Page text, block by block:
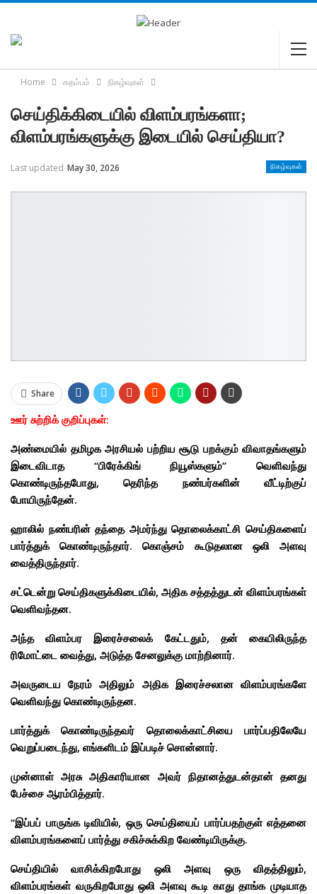
Home கதம்பம் நிகழ்வுகள்
செய்திக்கிடையில் விளம்பரங்களா;
விளம்பரங்களுக்கு இடையில் செய்தியா?
நிகழ்வுகள்
Last updated May 30, 2026
Share
ஊர் சுற்றிக் குறிப்புகள்:
அண்மையில் தமிழக அரசியல் பற்றிய சூடு பறக்கும் விவாதங்களும்
இடைவிடாத “பிரேக்கிங் நியூஸ்களும்” வெளிவந்து
கொண்டிருந்தபோது, தெரிந்த நண்பர்களின் வீட்டிற்குப்
போயிருந்தேன்.
ஹாலில் நண்பரின் தந்தை அமர்ந்து தொலைக்காட்சி செய்திகளைப்
பார்த்துக் கொண்டிருந்தார். கொஞ்சம் கூடுதலான ஒலி அளவு
வைத்திருந்தார்.
சட்டென்று செய்திகளுக்கிடையில், அதிக சத்தத்துடன் விளம்பரங்கள்
வெளிவந்தன.
அந்த விளம்பர இரைச்சலைக் கேட்டதும், தன் கையிலிருந்த
ரிமோட்டை வைத்து, அடுத்த சேனலுக்கு மாற்றினார்.
அவருடைய நேரம் அதிலும் அதிக இரைச்சலான விளம்பரங்களே
வெளிவந்து கொண்டிருந்தன.
பார்த்துக் கொண்டிருந்தவர் தொலைக்காட்சியை பார்ப்பதிலேயே
வெறுப்படைந்து, எங்களிடம் இப்படிச் சொன்னார்.
முன்னாள் அரசு அதிகாரியான அவர் நிதானத்துடன்தான் தனது
பேச்சை ஆரம்பித்தார்.
“இப்பப் பாருங்க டிவியில், ஒரு செய்தியைப் பார்ப்பதற்குள் எத்தனை
விளம்பரங்களைப் பார்த்து சகிச்சுக்கிற வேண்டியிருக்கு.
செய்தியில் வாசிக்கிறபோது ஒலி அளவு ஒரு விதத்திலும்,
விளம்பரங்கள் வருகிறபோது ஒலி அளவு கூடி காது தாங்க முடியாத